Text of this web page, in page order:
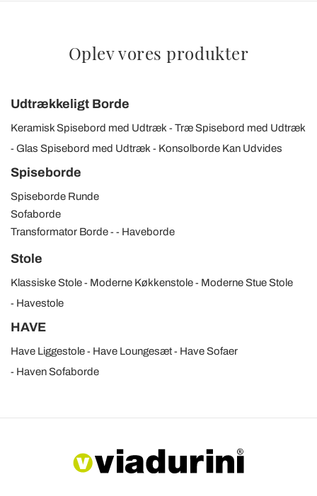
Oplev vores produkter
Udtrækkeligt Borde
Keramisk Spisebord med Udtræk
Træ Spisebord med Udtræk
Glas Spisebord med Udtræk
Konsolborde Kan Udvides
Spiseborde
Spiseborde Runde
Sofaborde
Transformator Borde
Haveborde
Stole
Klassiske Stole Moderne Køkkenstole
Moderne Stue Stole
Havestole
HAVE
Have Liggestole Have Loungesæt
Have Sofaer
Haven Sofaborde